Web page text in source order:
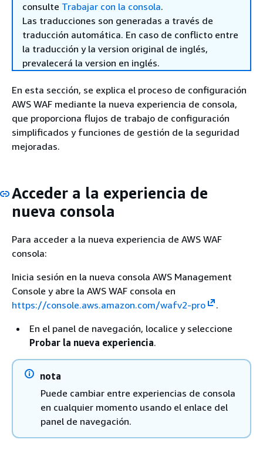
consulte Trabajar con la consola.
Las traducciones son generadas a través de
traducción automática. En caso de conflicto entre
la traducción y la version original de inglés,
prevalecerá la version en inglés.
En esta sección, se explica el proceso de configuración
AWS WAF mediante la nueva experiencia de consola,
que proporciona flujos de trabajo de configuración
simplificados y funciones de gestión de la seguridad
mejoradas.
Acceder a la experiencia de
nueva consola
Para acceder a la nueva experiencia de AWS WAF
consola:
Inicia sesión en la nueva consola AWS Management
Console y abre la AWS WAF consola en
https://console.aws.amazon.com/wafv2-pro
.
En el panel de navegación, localice y seleccione
Probar la nueva experiencia.
nota
Puede cambiar entre experiencias de consola
en cualquier momento usando el enlace del
panel de navegación.